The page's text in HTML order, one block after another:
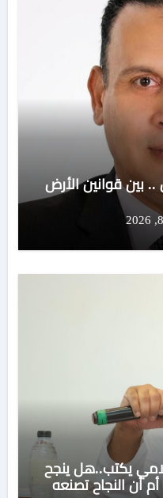
.. بين قوانين الأرض
يكتب..هل ينجح
أم أن النجاح تصنعه